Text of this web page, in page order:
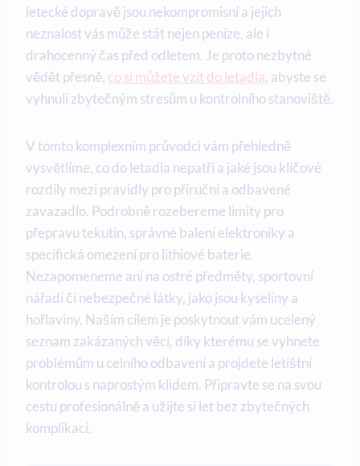
letecké dopravě jsou nekompromisní a jejich
neznalost vás může stát nejen peníze, ale i
drahocenný čas před odletem. Je proto nezbytné
vědět přesně, co si můžete vzít do letadla, abyste se
vyhnuli zbytečným stresům u kontrolního stanoviště.
V tomto komplexním průvodci vám přehledně
vysvětlíme, co do letadla nepatří a jaké jsou klíčové
rozdíly mezi pravidly pro příruční a odbavené
zavazadlo. Podrobně rozebereme limity pro
přepravu tekutin, správné balení elektroniky a
specifická omezení pro lithiové baterie.
Nezapomeneme ani na ostré předměty, sportovní
nářadí či nebezpečné látky, jako jsou kyseliny a
hořlaviny. Naším cílem je poskytnout vám ucelený
seznam zakázaných věcí, díky kterému se vyhnete
problémům u celního odbavení a projdete letištní
kontrolou s naprostým klidem. Připravte se na svou
cestu profesionálně a užijte si let bez zbytečných
komplikací.